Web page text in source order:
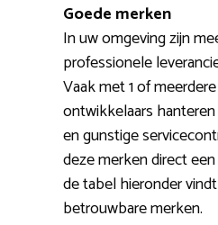
Goede merken
In uw omgeving zijn
professionele
Vaak met 1 of
ontwikkelaars
en gunstige
deze merken direct
de tabel hieronder
betrouwbare merken.